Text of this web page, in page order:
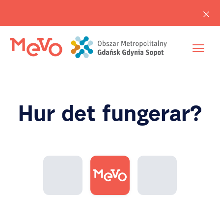
Hur det fungerar?